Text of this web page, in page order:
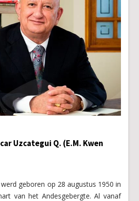
Uzcategui Q. (E.M. Kwen
geboren op 28 augustus 1950 in
van het Andesgebergte. Al vanaf